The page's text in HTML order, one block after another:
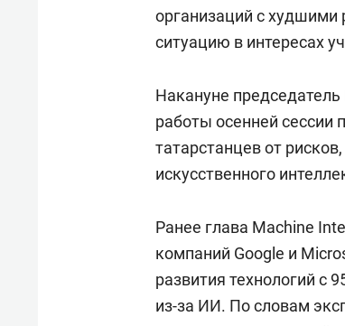
организаций с худшими
ситуацию в интересах
Накануне председатель
работы осенней сессии
татарстанцев от
искусственного
Ранее глава Machine
компаний Google и
развития технологий с
из-за ИИ. По словам